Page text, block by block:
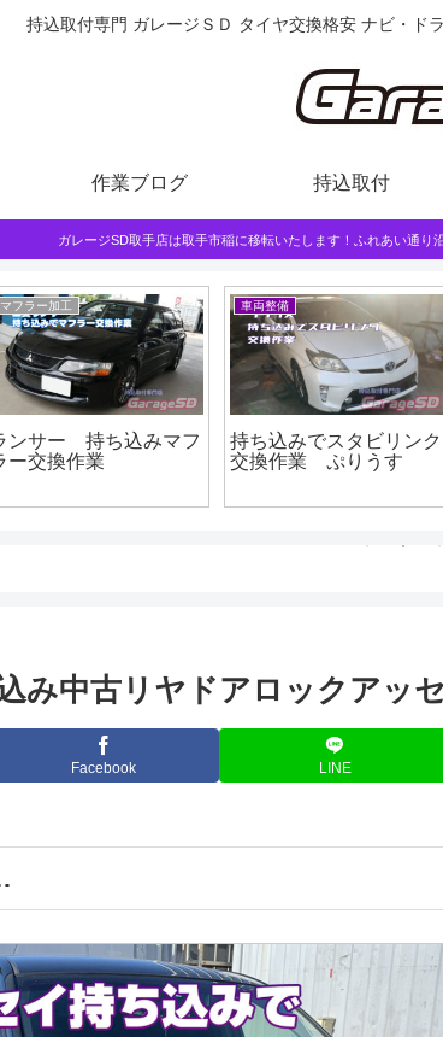
持込取付専門 ガレージＳＤ タイヤ交換格安 ナビ・ド
作業ブログ 持込取付
ガレージSD取手店は取手市稲に移転いたします！ふれあい通
マフラー加工
ンサー 持ち込みマフ
ー交換作業
車両整備
持ち込みでスタビリンク
交換作業 ぷりうす
中古リヤドアロックアッ
Facebook LINE